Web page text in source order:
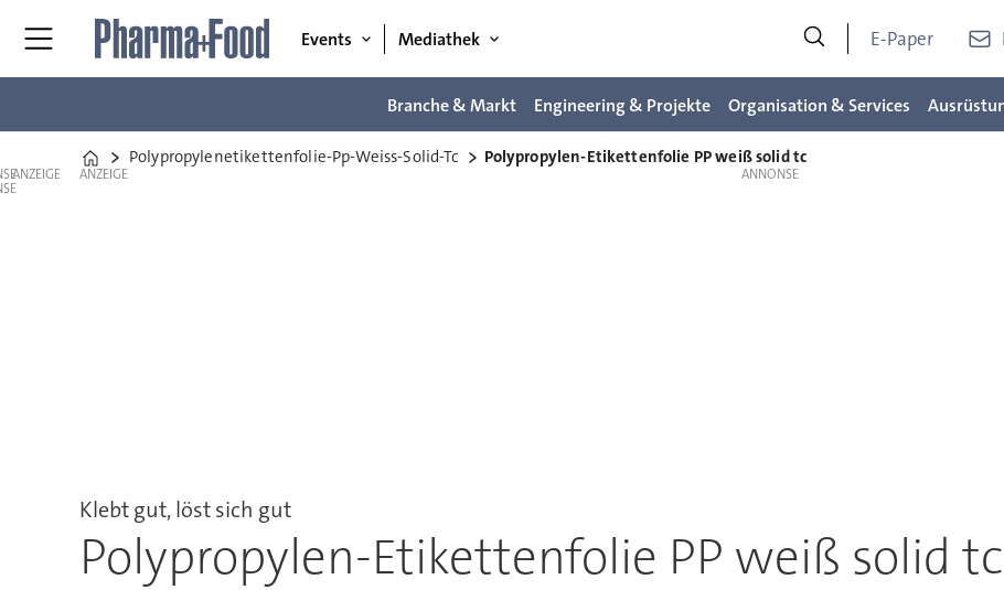
Events Mediathek E-Paper
Branche & Markt Engineering & Projekte Organisation & Services
Home
Polypropylenetikettenfolie-Pp-Weiss-Solid-Tc Polypropylen-Etikettenfolie PP weiß solid tc
ANZEIGE ANZEIGE
Klebt gut, löst sich gut
Polypropylen-Etikettenfolie PP weiß solid tc